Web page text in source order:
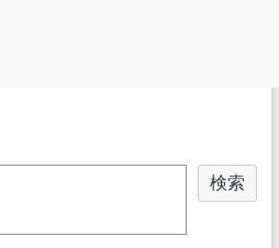
検索